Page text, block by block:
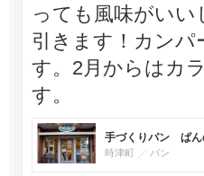
っても風味がい
引きます！カン
す。2月からはカ
す。
手づくりパン ぱん
時津町 パン